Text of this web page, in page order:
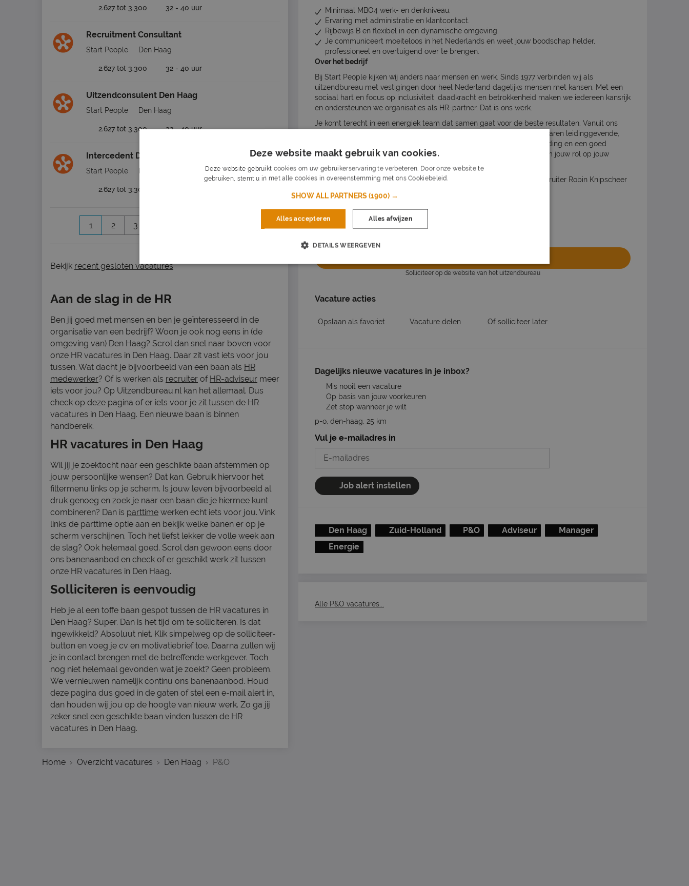
2.627 tot 3.300 32 - 40 uur
Recruitment Consultant
Start People Den Haag
2.627 tot 3.300 32 - 40 uur
Uitzendconsulent Den Haag
Start People Den Haag
2.627 tot 3.300 32 - 40 uur
Intercedent Den Haag
Start People
2.627 tot 3.300
1 2 3
Bekijk recent gesloten vacatures
Aan de slag in de HR
Ben jij goed met mensen en ben je geïnteresseerd in de
organisatie van een bedrijf? Woon je ook nog eens in (de
omgeving van) Den Haag? Scrol dan snel naar boven voor
onze HR vacatures in Den Haag. Daar zit vast iets voor jou
tussen. Wat dacht je bijvoorbeeld van een baan als HR
medewerker? Of is werken als recruiter of HR-adviseur meer
iets voor jou? Op Uitzendbureau.nl kan het allemaal. Dus
check op deze pagina of er iets voor je zit tussen de HR
vacatures in Den Haag. Een nieuwe baan is binnen
handbereik.
HR vacatures in Den Haag
Wil jij je zoektocht naar een geschikte baan afstemmen op
jouw persoonlijke wensen? Dat kan. Gebruik hiervoor het
filtermenu links op je scherm. Is jouw leven bijvoorbeeld al
druk genoeg en zoek je naar een baan die je hiermee kunt
combineren? Dan is parttime werken echt iets voor jou. Vink
links de parttime optie aan en bekijk welke banen er op je
scherm verschijnen. Toch het liefst lekker de volle week aan
de slag? Ook helemaal goed. Scrol dan gewoon eens door
ons banenaanbod en check of er geschikt werk zit tussen
onze HR vacatures in Den Haag.
Solliciteren is eenvoudig
Heb je al een toffe baan gespot tussen de HR vacatures in
Den Haag? Super. Dan is het tijd om te solliciteren. Is dat
ingewikkeld? Absoluut niet. Klik simpelweg op de solliciteer-
button en voeg je cv en motivatiebrief toe. Daarna zullen wij
je in contact brengen met de betreffende werkgever. Toch
nog niet helemaal gevonden wat je zoekt? Geen probleem.
We vernieuwen namelijk continu ons banenaanbod. Houd
deze pagina dus goed in de gaten of stel een e-mail alert in,
dan houden wij jou op de hoogte van nieuw werk. Zo ga jij
zeker snel een geschikte baan vinden tussen de HR
vacatures in Den Haag.
Home Overzicht vacatures Den Haag P&O
Minimaal MBO4 werk- en denkniveau.
Ervaring met administratie en klantcontact.
Rijbewijs B en flexibel in een dynamische omgeving.
Je communiceert moeiteloos in het Nederlands en weet jouw boodschap helder,
professioneel en overtuigend over te brengen.
Over het bedrijf
Bij Start People kijken wij anders naar mensen en werk. Sinds 1977 verbinden wij als
uitzendbureau met vestigingen door heel Nederland dagelijks mensen met kansen. Met een
sociaal hart en focus op inclusiviteit, daadkracht en betrokkenheid maken we iedereen kansrijk
en ondersteunen we organisaties als HR-partner. Dat is ons werk.
Je komt terecht in een energiek team dat samen gaat voor de beste resultaten. Vanuit ons
mooie kantoor in Den Haag werk je onder de begeleiding van jouw ervaren leidinggevende,
Roel. Hij zorgt samen met de Senior recruiters voor een sterke onboarding en een goed
inwerktraject. Zodra je helemaal ingewerkt bent, krijg je alle vrijheid om jouw rol op jouw
manier in te vullen.
Wil je meer informatie, neem dan contact op met onze Corporate Recruiter Robin Knipscheer
€2700 - €3120 monthly
Solliciteer op de website van het uitzendbureau
Vacature acties
Opslaan als favoriet Vacature delen Of solliciteer later
Dagelijks nieuwe vacatures in je inbox?
Mis nooit een vacature
Op basis van jouw voorkeuren
Zet stop wanneer je wilt
p-o, den-haag, 25 km
Vul je e-mailadres in
Job alert instellen
Den Haag Zuid-Holland P&O Adviseur
Manager
Energie
Alle P&O vacatures...
Deze website maakt gebruik van cookies.
Deze website gebruikt cookies om uw gebruikerservaring te verbeteren. Door onze website te
gebruiken, stemt u in met alle cookies in overeenstemming met ons Cookiebeleid.
SHOW ALL PARTNERS (1900) →
Alles accepteren Alles afwijzen
DETAILS WEERGEVEN